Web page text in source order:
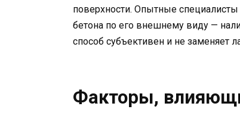
поверхности. Опытные
бетона по его внешнему виду —
способ субъективен и не заменяет
Факторы,